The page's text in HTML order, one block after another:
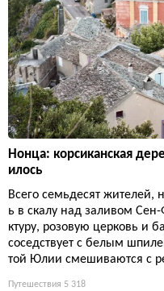
Нонца: корсиканская
илось
Всего семьдесят жителей,
ь в скалу над заливом
ктуру, розовую церковь и
соседствует с белым
той Юлии смешиваются с
Путешествия 5 318